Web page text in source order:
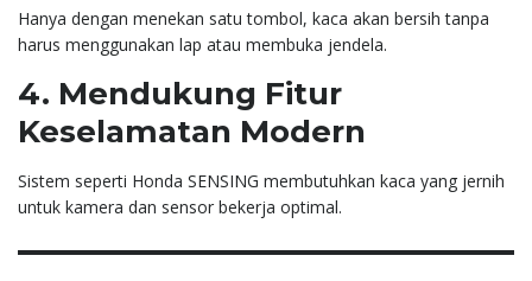
Hanya dengan menekan satu tombol, kaca akan bersih tanpa
harus menggunakan lap atau membuka jendela.
4. Mendukung Fitur
Keselamatan Modern
Sistem seperti Honda SENSING membutuhkan kaca yang jernih
untuk kamera dan sensor bekerja optimal.